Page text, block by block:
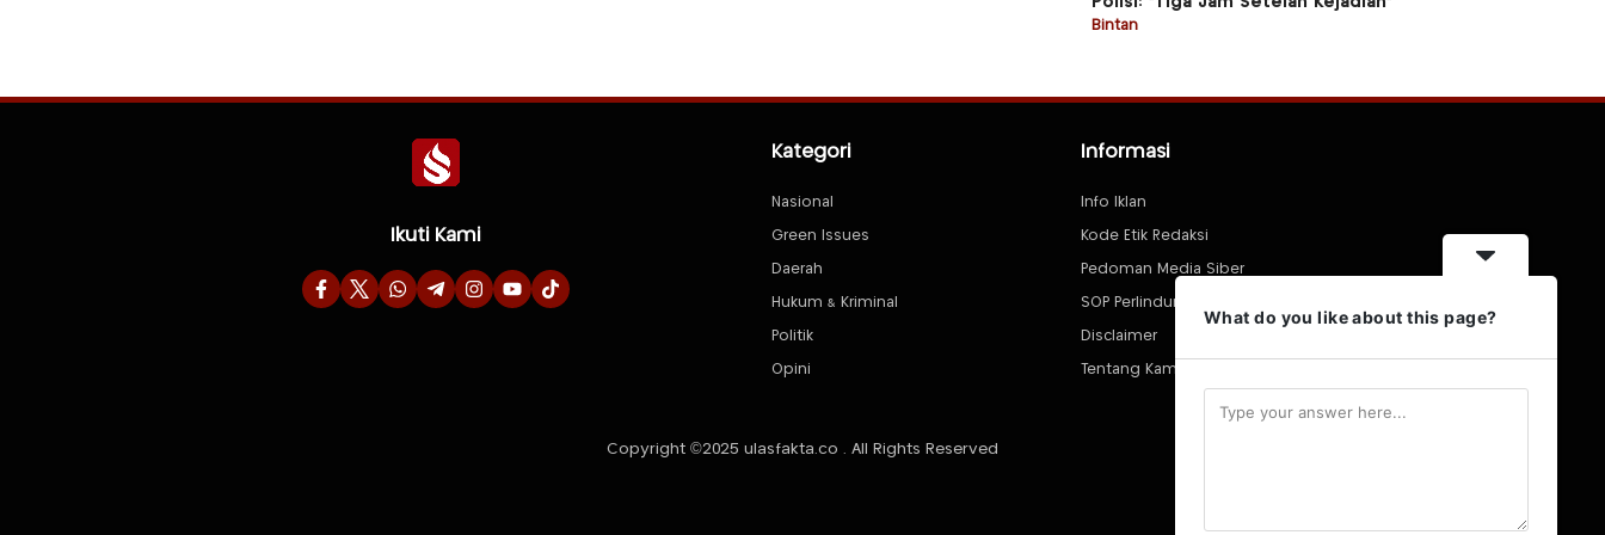
Bintan
Ikuti Kami
Kategori
Nasional
Green Issues
Daerah
Hukum & Kriminal
Politik
Opini
Informasi
Info Iklan
Kode Etik Redaksi
Pedoman Media Siber
SOP Perlindungan Wartawan
Disclaimer
Tentang Kami
Copyright ©2025 ulasfakta.co . All Rights Reserved
What do you like about this page?